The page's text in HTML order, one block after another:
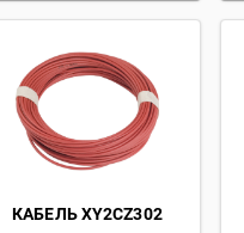
КАБЕЛЬ XY2CZ302